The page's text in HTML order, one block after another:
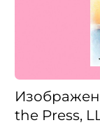
the Press,